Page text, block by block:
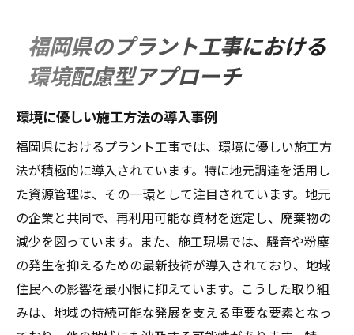
福岡県のプラント工事における
環境配慮型アプローチ
環境に優しい施工方法の導入事例
福岡県におけるプラント工事では、環境に優しい施工方
法が積極的に導入されています。特に地元調達を活用し
た資源管理は、その一環として注目されています。地元
の企業と共同で、再利用可能な資材を選定し、廃棄物の
減少を図っています。また、施工現場では、騒音や粉塵
の発生を抑えるための最新技術が導入されており、地域
住民への影響を最小限に抑えています。こうした取り組
みは、地域の持続可能な発展を支える重要な要素となっ